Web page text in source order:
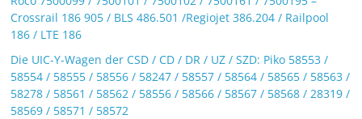
Crossrail 186 905 / BLS 486.501 /Regiojet 386.204 / Railpool
186 / LTE 186
Die UIC-Y-Wagen der CSD / CD / DR / UZ / SZD: Piko 58553 /
58554 / 58555 / 58556 / 58247 / 58557 / 58564 / 58565 / 58563 /
58278 / 58561 / 58562 / 58556 / 58566 / 58567 / 58568 / 28319 /
58569 / 58571 / 58572